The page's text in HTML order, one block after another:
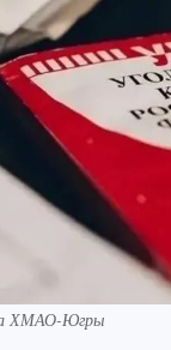
ХМАО-Югры